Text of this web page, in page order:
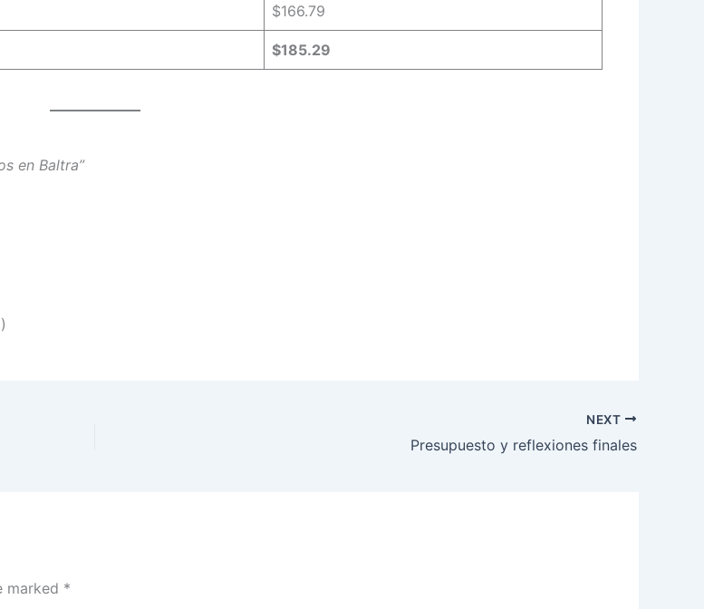
$166.79
$185.29
en Baltra”
NEXT
Presupuesto y reflexiones finales
marked *